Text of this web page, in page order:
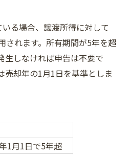
る場合、譲渡所得に対して
されます。所有期間が5年を超
生しなければ申告は不要で
売却年の1月1日を基準としま
1月1日で5年超